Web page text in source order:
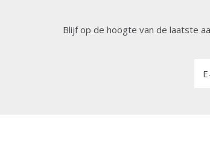
Blijf op de hoogte van de laatste